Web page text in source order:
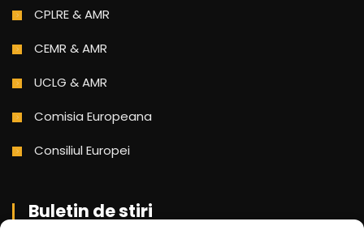
CPLRE & AMR
CEMR & AMR
UCLG & AMR
Comisia Europeana
Consiliul Europei
Buletin de stiri